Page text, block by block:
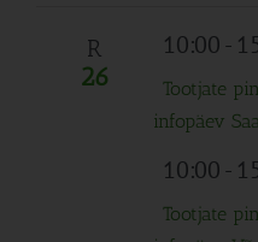
R
26
10:00-
Tootjate
infopäev
10:00-
Tootjate